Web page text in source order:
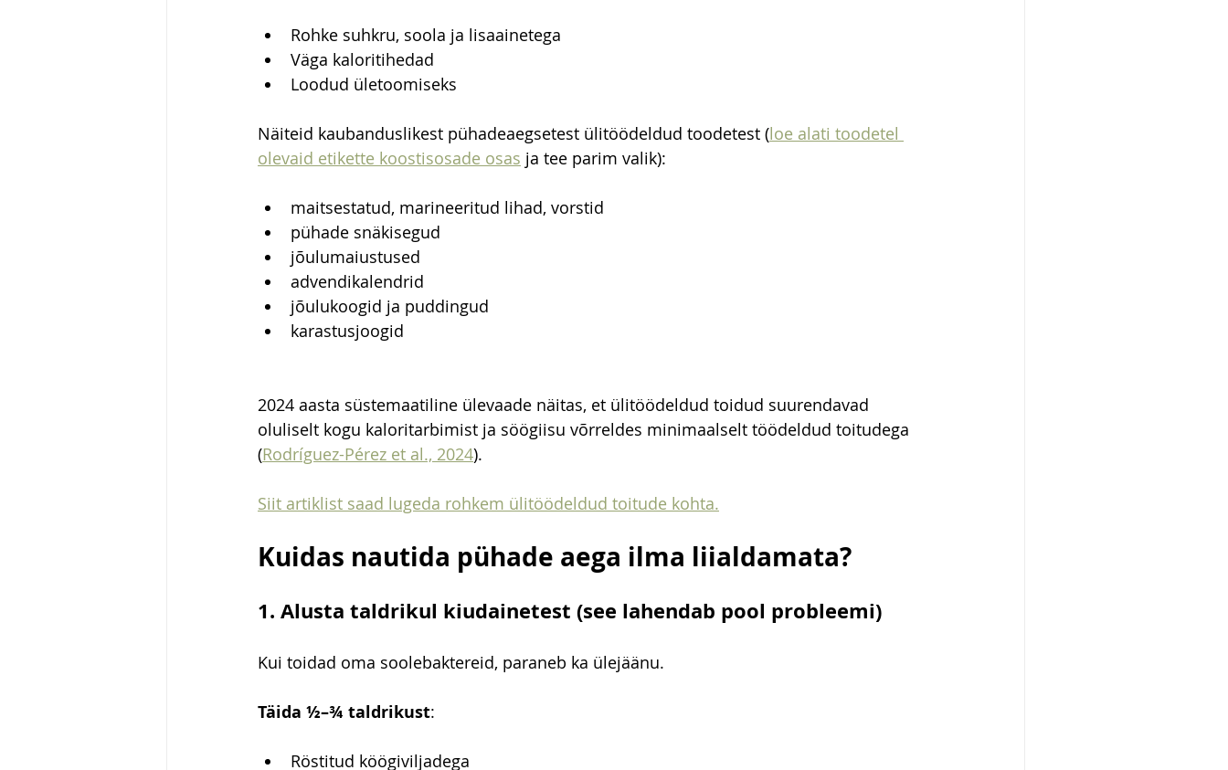
Rohke suhkru, soola ja lisaainetega
Väga kaloritihedad
Loodud ületoomiseks
Näiteid kaubanduslikest pühadeaegsetest ülitöödeldud toodetest (loe alati toodetel
olevaid etikette koostisosade osas ja tee parim valik):
maitsestatud, marineeritud lihad, vorstid
pühade snäkisegud
jõulumaiustused
advendikalendrid
jõulukoogid ja puddingud
karastusjoogid
2024 aasta süstemaatiline ülevaade näitas, et ülitöödeldud toidud suurendavad
oluliselt kogu kaloritarbimist ja söögiisu võrreldes minimaalselt töödeldud toitudega
(Rodríguez-Pérez et al., 2024).
Siit artiklist saad lugeda rohkem ülitöödeldud toitude kohta.
Kuidas nautida pühade aega ilma liialdamata?
1. Alusta taldrikul kiudainetest (see lahendab pool probleemi)
Kui toidad oma soolebaktereid, paraneb ka ülejäänu.
Täida ½–¾ taldrikust:
Röstitud köögiviljadega